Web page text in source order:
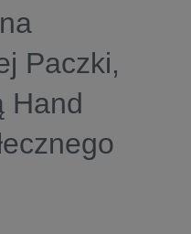
Paczki,
Hand